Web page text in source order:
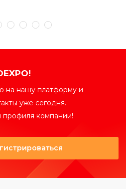
на нашу платформу и
уже сегодня.
профиля компании!